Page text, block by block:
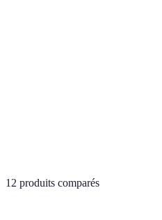
12 produits comparés